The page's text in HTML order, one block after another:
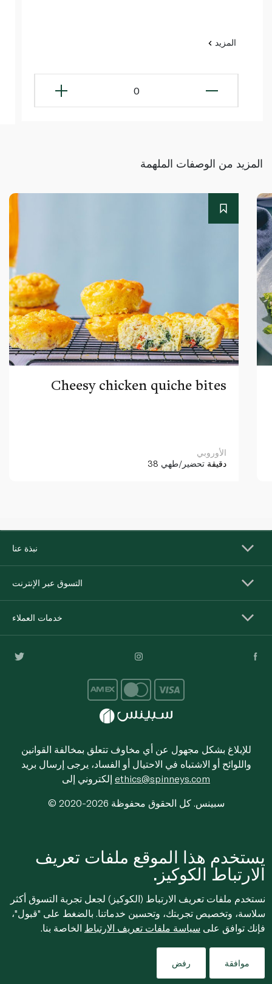
المزيد
0
المزيد من الوصفات الملهمة
Cheesy chicken quiche bites
الأوروبي
38 دقيقة تحضير/طهي
نبذة عنا
التسوق عبر الإنترنت
خدمات العملاء
للإبلاغ بشكل مجهول عن أي مخاوف تتعلق بمخالفة القوانين
واللوائح أو الاشتباه في الاحتيال أو الفساد، يرجى إرسال بريد
ethics@spinneys.com
© 2020-2026 سبينس. كل الحقوق محفوظة
يستخدم هذا الموقع ملفات تعريف
الارتباط الكوكيز.
نستخدم ملفات تعريف الارتباط (الكوكيز) لجعل تجربة التسوق أكثر
سلاسة، وتخصيص تجربتك، وتحسين خدماتنا. بالضغط على "قبول"،
فإنك توافق على سياسة ملفات تعريف الارتباط الخاصة بنا.
موافقة رفض